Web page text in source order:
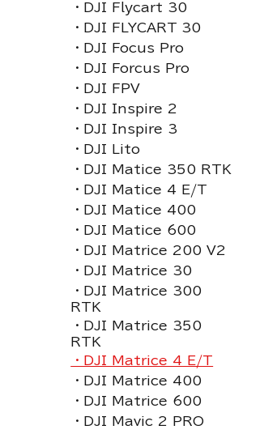
・DJI Flycart 30
・DJI FLYCART 30
・DJI Focus Pro
・DJI Forcus Pro
・DJI FPV
・DJI Inspire 2
・DJI Inspire 3
・DJI Lito
・DJI Matice 350 RTK
・DJI Matice 4 E/T
・DJI Matice 400
・DJI Matice 600
・DJI Matrice 200 V2
・DJI Matrice 30
・DJI Matrice 300
RTK
・DJI Matrice 350
RTK
・DJI Matrice 4 E/T
・DJI Matrice 400
・DJI Matrice 600
・DJI Mavic 2 PRO